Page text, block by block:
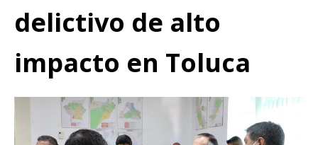
delictivo de alto
impacto en Toluca